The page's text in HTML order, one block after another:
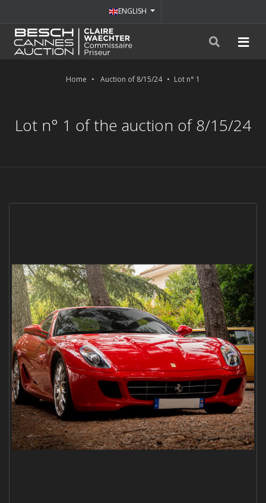
ENGLISH
Home Auction of 8/15/24 Lot n° 1
Lot n° 1 of the auction of 8/15/24